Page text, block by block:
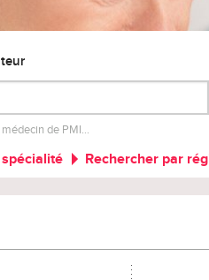
de PMI…
Rechercher par